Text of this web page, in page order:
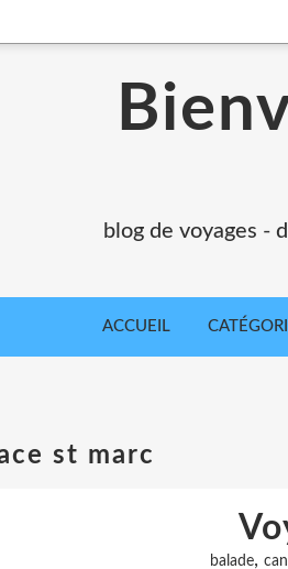
blog de voyages -
ACCUEIL
st marc
balade,